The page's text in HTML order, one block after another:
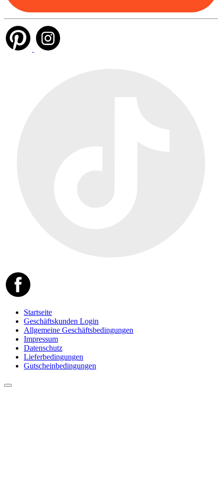
Startseite
Geschäftskunden Login
Allgemeine Geschäftsbedingungen
Impressum
Datenschutz
Lieferbedingungen
Gutscheinbedingungen